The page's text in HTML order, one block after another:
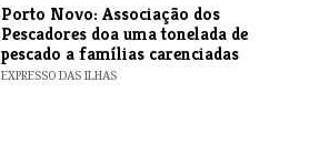
​Porto Novo: Associação dos
Pescadores doa uma tonelada de
pescado a famílias carenciadas
EXPRESSO DAS ILHAS